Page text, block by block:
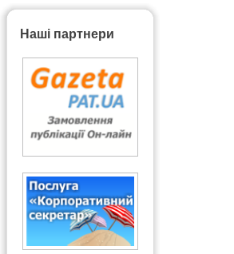
Наші партнери